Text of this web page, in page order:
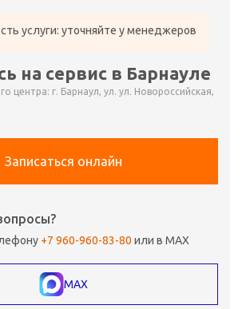
услуги: уточняйте у менеджеров
на сервис в Барнауле
центра: г. Барнаул, ул. ул. Новороссийская,
Записаться онлайн
+7 960-960-83-80 или в MAX
MAX